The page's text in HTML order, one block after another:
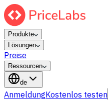
Produkte
Lösungen
Preise
Ressourcen
de
AnmeldungKostenlos testen